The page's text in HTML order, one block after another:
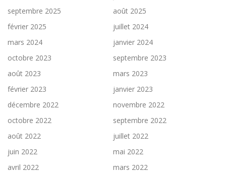
septembre 2025
août 2025
février 2025
juillet 2024
mars 2024
janvier 2024
octobre 2023
septembre 2023
août 2023
mars 2023
février 2023
janvier 2023
décembre 2022
novembre 2022
octobre 2022
septembre 2022
août 2022
juillet 2022
juin 2022
mai 2022
avril 2022
mars 2022